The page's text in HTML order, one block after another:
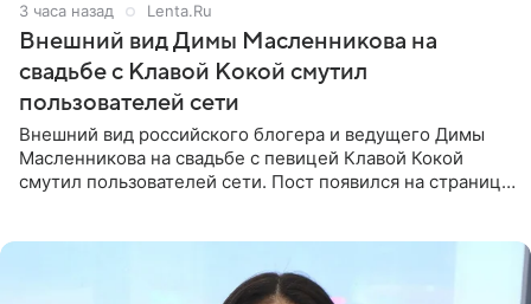
3 часа назад Lenta.Ru
Внешний вид Димы Масленникова на
свадьбе с Клавой Кокой смутил
пользователей сети
Внешний вид российского блогера и ведущего Димы
Масленникова на свадьбе с певицей Клавой Кокой
смутил пользователей сети. Пост появился на странице